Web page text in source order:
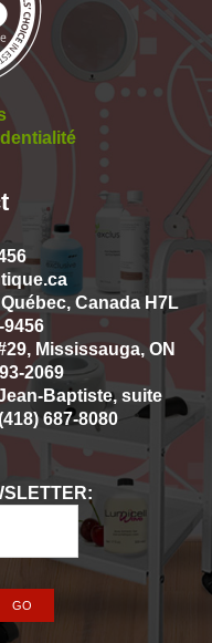
Canada H7L
9456
Mississauga, ON
2069
Baptiste, suite
687-8080